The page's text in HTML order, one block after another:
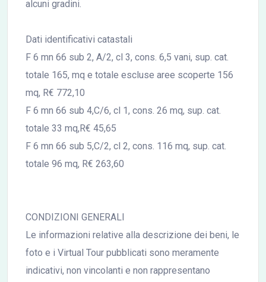
alcuni gradini.
Dati identificativi catastali
F 6 mn 66 sub 2, A/2, cl 3, cons. 6,5 vani, sup. cat.
totale 165, mq e totale escluse aree scoperte 156
mq, R€ 772,10
F 6 mn 66 sub 4,C/6, cl 1, cons. 26 mq, sup. cat.
totale 33 mq,R€ 45,65
F 6 mn 66 sub 5,C/2, cl 2, cons. 116 mq, sup. cat.
totale 96 mq, R€ 263,60
CONDIZIONI GENERALI
Le informazioni relative alla descrizione dei beni, le
foto e i Virtual Tour pubblicati sono meramente
indicativi, non vincolanti e non rappresentano